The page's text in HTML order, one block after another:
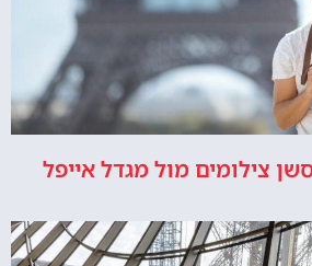
צילומים מול מגדל אייפל